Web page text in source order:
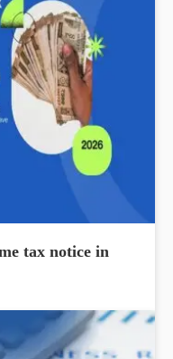
tax notice in